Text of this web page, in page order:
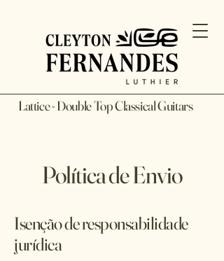
Lattice - Double Top Classical Guitars
Política de Envio
Isenção de responsabilidade
jurídica